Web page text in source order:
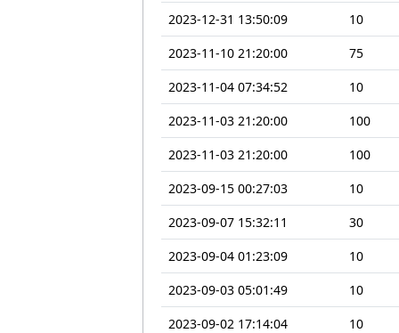
2023-12-31 13:50:09
10
2023-11-10 21:20:00
75
2023-11-04 07:34:52
10
2023-11-03 21:20:00
100
2023-11-03 21:20:00
100
2023-09-15 00:27:03
10
2023-09-07 15:32:11
30
2023-09-04 01:23:09
10
2023-09-03 05:01:49
10
2023-09-02 17:14:04
10